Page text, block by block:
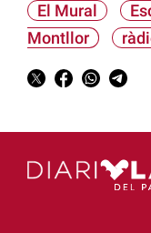
El Mural
Montllor